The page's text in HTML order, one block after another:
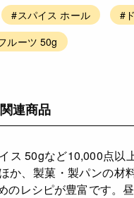
#スパイス ホール #
ルーツ 50g
連商品
ス 50gなど10,000点以
か、製菓・製パンの材
のレシピが豊富です。